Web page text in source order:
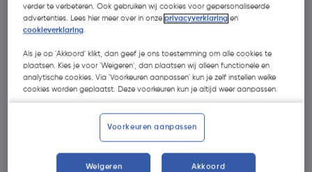
€ 7,95
| Excl. btw € 4,44
Kies productvariant
verder te verbeteren. Ook gebruiken wij cookies voor gepersonaliseerde
advertenties. Lees hier meer over in onzeprivacyverklaring en
cookieverklaring.
Als je op 'Akkoord' klikt, dan geef je ons toestemming om alle cookies te
plaatsen. Kies je voor 'Weigeren', dan plaatsen wij alleen functionele en
analytische cookies. Via 'Voorkeuren aanpassen' kun je zelf instellen welke
cookies worden geplaatst. Deze voorkeuren kun je altijd weer aanpassen.
Voorkeuren aanpassen
Weigeren Akkoord